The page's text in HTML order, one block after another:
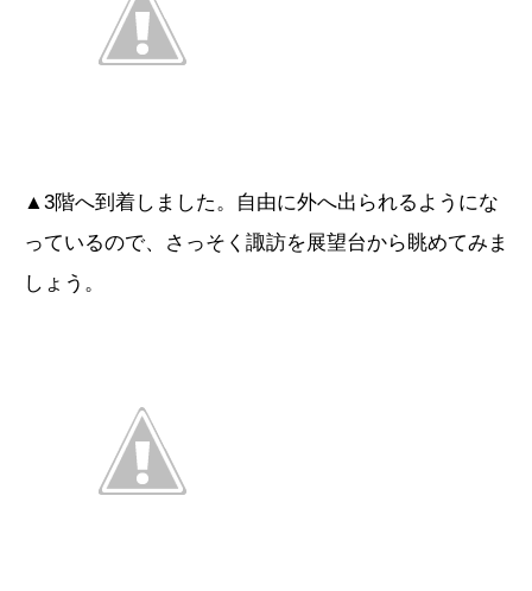
▲3階へ到着しました。自由に外へ出られるようにな
っているので、さっそく諏訪を展望台から眺めてみま
しょう。